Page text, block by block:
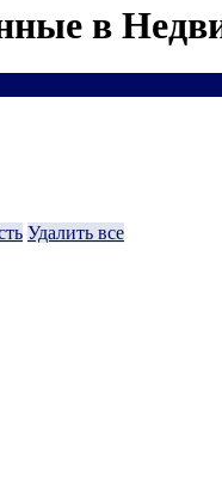
в
Удалить все